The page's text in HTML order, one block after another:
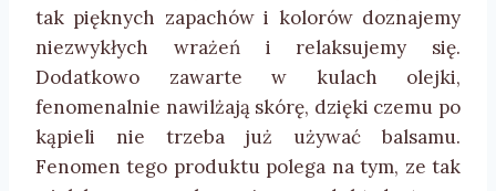
tak pięknych zapachów i kolorów doznajemy
niezwykłych wrażeń i relaksujemy się.
Dodatkowo zawarte w kulach olejki,
fenomenalnie nawilżają skórę, dzięki czemu po
kąpieli nie trzeba już używać balsamu.
Fenomen tego produktu polega na tym, ze tak